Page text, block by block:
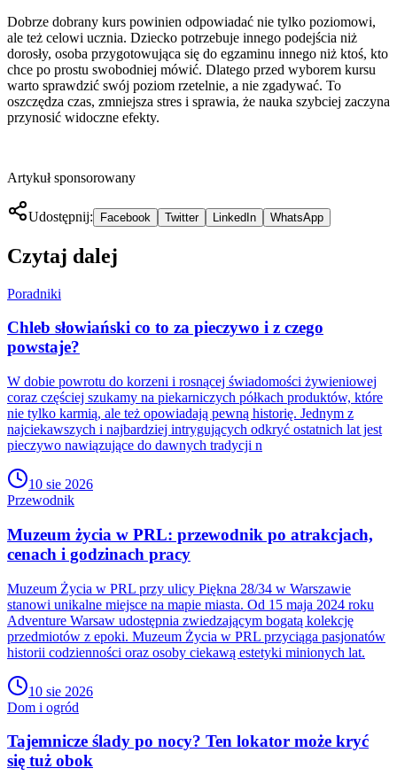
Dobrze dobrany kurs powinien odpowiadać nie tylko poziomowi,
ale też celowi ucznia. Dziecko potrzebuje innego podejścia niż
dorosły, osoba przygotowująca się do egzaminu innego niż ktoś, kto
chce po prostu swobodniej mówić. Dlatego przed wyborem kursu
warto sprawdzić swój poziom rzetelnie, a nie zgadywać. To
oszczędza czas, zmniejsza stres i sprawia, że nauka szybciej zaczyna
przynosić widoczne efekty.
Artykuł sponsorowany
Udostępnij: Facebook Twitter LinkedIn WhatsApp
Czytaj dalej
Poradniki
Chleb słowiański co to za pieczywo i z czego
powstaje?
W dobie powrotu do korzeni i rosnącej świadomości żywieniowej
coraz częściej szukamy na piekarniczych półkach produktów, które
nie tylko karmią, ale też opowiadają pewną historię. Jednym z
najciekawszych i najbardziej intrygujących odkryć ostatnich lat jest
pieczywo nawiązujące do dawnych tradycji n
10 sie 2026
Przewodnik
Muzeum życia w PRL: przewodnik po atrakcjach,
cenach i godzinach pracy
Muzeum Życia w PRL przy ulicy Piękna 28/34 w Warszawie
stanowi unikalne miejsce na mapie miasta. Od 15 maja 2024 roku
Adventure Warsaw udostępnia zwiedzającym bogatą kolekcję
przedmiotów z epoki. Muzeum Życia w PRL przyciąga pasjonatów
historii codzienności oraz osoby ciekawą estetyki minionych lat.
10 sie 2026
Dom i ogród
Tajemnicze ślady po nocy? Ten lokator może kryć
się tuż obok